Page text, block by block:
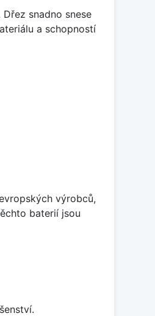
snadno snese
a schopností
výrobců,
baterií jsou